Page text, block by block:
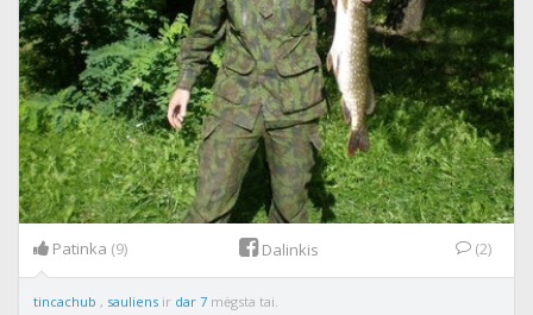
Patinka (9) Dalinkis (2)
tincachub , sauliens ir dar 7 mėgsta tai.